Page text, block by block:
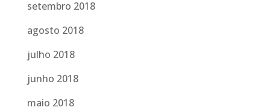
setembro 2018
agosto 2018
julho 2018
junho 2018
maio 2018